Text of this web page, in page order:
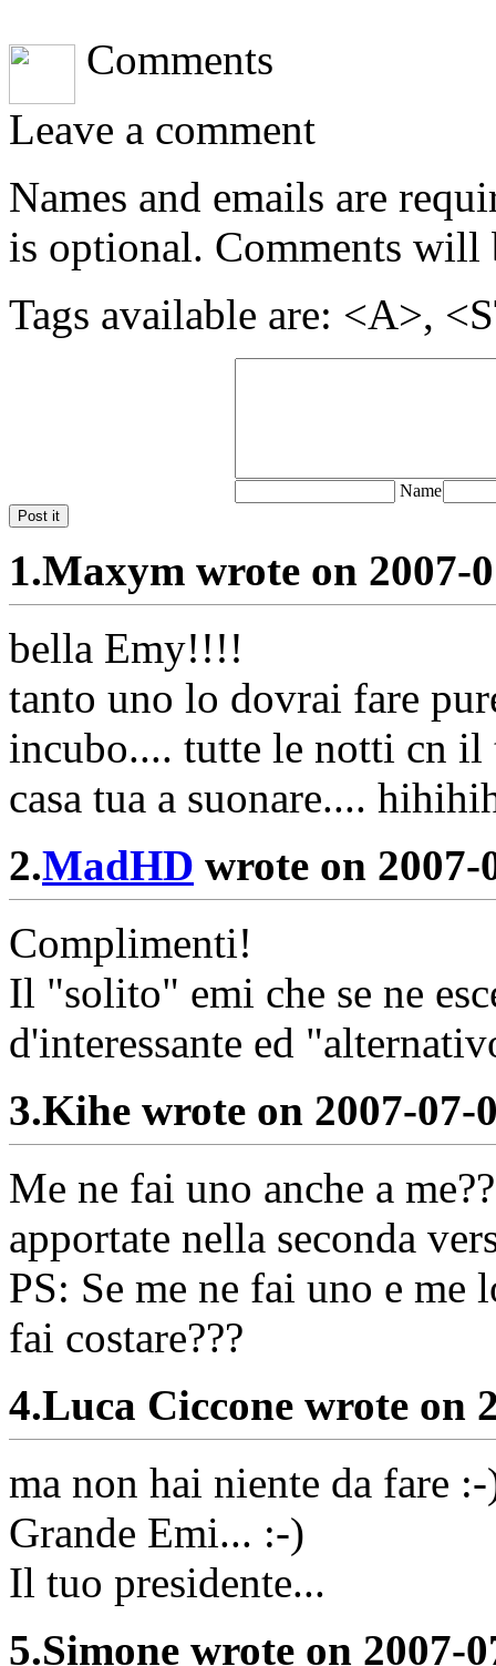
Comments
Leave a comment
Names and emails are
is optional. Comments will
Tags available are: <A>,
Name
Post it
1.Maxym wrote on 2007-
bella Emy!!!!
tanto uno lo dovrai fare
incubo.... tutte le notti cn
casa tua a suonare....
2.MadHD wrote on 2007-
Complimenti!
Il "solito" emi che se ne
d'interessante ed
3.Kihe wrote on 2007-07-
Me ne fai uno anche a
apportate nella seconda
PS: Se me ne fai uno e
fai costare???
4.Luca Ciccone wrote on
ma non hai niente da fare
Grande Emi... :-)
Il tuo presidente...
5.Simone wrote on 2007-